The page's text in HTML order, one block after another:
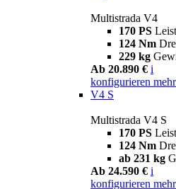
Multistrada V4
170 PS
124 Nm
229 kg
Ab 20.890 € i
konfigurieren
V4 S
Multistrada V4 S
170 PS
124 Nm
ab 231 kg
Ab 24.590 € i
konfigurieren